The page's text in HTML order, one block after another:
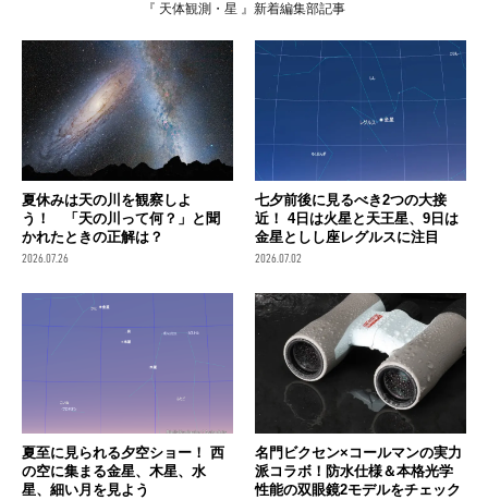
『 天体観測・星 』新着編集部記事
夏休みは天の川を観察しよ
う！ 「天の川って何？」と聞
かれたときの正解は？
2026.07.26
七夕前後に見るべき2つの大接
近！ 4日は火星と天王星、9日は
金星としし座レグルスに注目
2026.07.02
夏至に見られる夕空ショー！ 西
の空に集まる金星、木星、水
星、細い月を見よう
名門ビクセン×コールマンの実力
派コラボ！防水仕様＆本格光学
性能の双眼鏡2モデルをチェック